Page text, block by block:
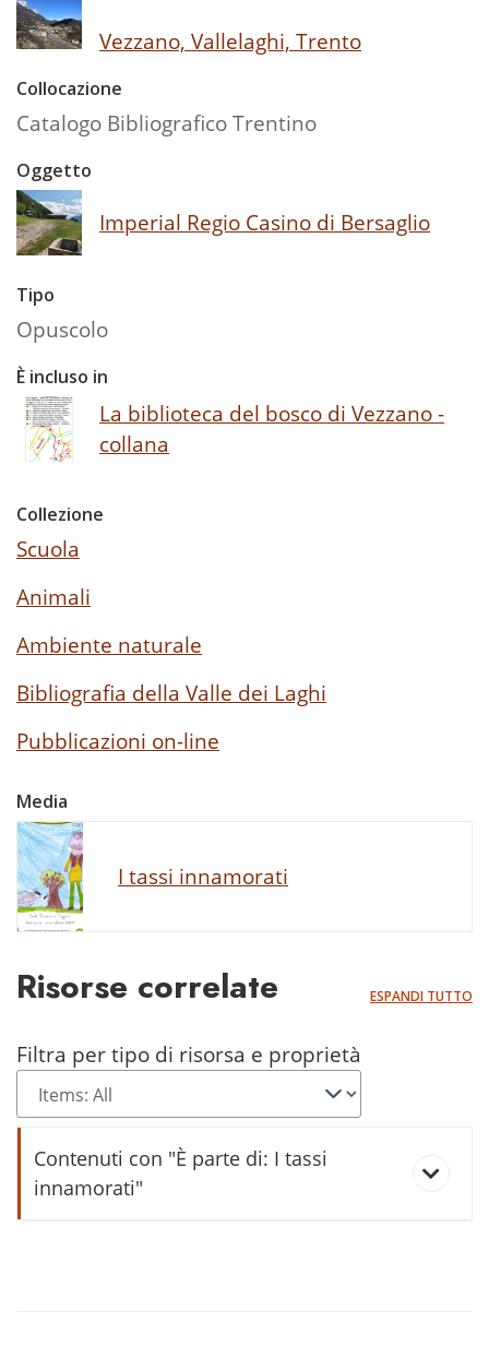
Vezzano, Vallelaghi, Trento
Collocazione
Catalogo Bibliografico Trentino
Oggetto
Imperial Regio Casino di Bersaglio
Tipo
Opuscolo
È incluso in
La biblioteca del bosco di Vezzano -
collana
Collezione
Scuola
Animali
Ambiente naturale
Bibliografia della Valle dei Laghi
Pubblicazioni on-line
Media
I tassi innamorati
Risorse correlate ESPANDI TUTTO
Filtra per tipo di risorsa e proprietà
Contenuti con "È parte di: I tassi
innamorati"